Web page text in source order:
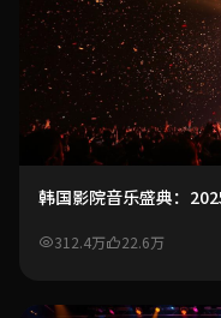
韩国影院音乐盛典：
312.4万 22.6万